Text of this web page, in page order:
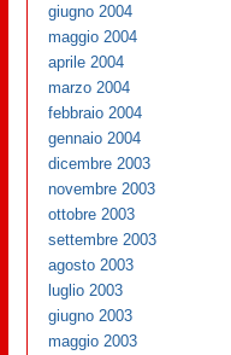
giugno 2004
maggio 2004
aprile 2004
marzo 2004
febbraio 2004
gennaio 2004
dicembre 2003
novembre 2003
ottobre 2003
settembre 2003
agosto 2003
luglio 2003
giugno 2003
maggio 2003